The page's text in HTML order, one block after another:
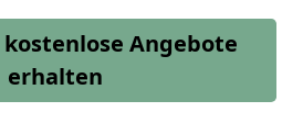
Angebote
erhalten